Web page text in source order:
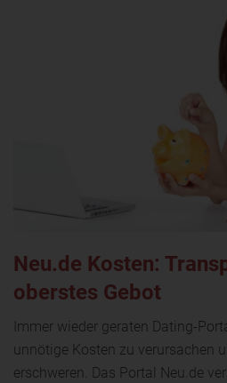
Neu.de Kosten:
oberstes Gebot
Immer wieder geraten Dating-
unnötige Kosten zu verursachen
erschweren. Das Portal Neu.de